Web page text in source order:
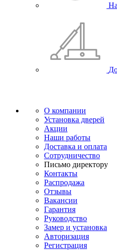
О компании
Установка дверей
Акции
Наши работы
Доставка и оплата
Сотрудничество
Письмо директору
Контакты
Распродажа
Отзывы
Вакансии
Гарантия
Руководство
Замер и установка
Авторизация
Регистрация